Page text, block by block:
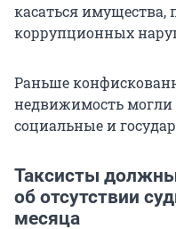
касаться имущества,
коррупционных
Раньше
недвижимость могли
социальные и
Таксисты
об отсутствии
месяца